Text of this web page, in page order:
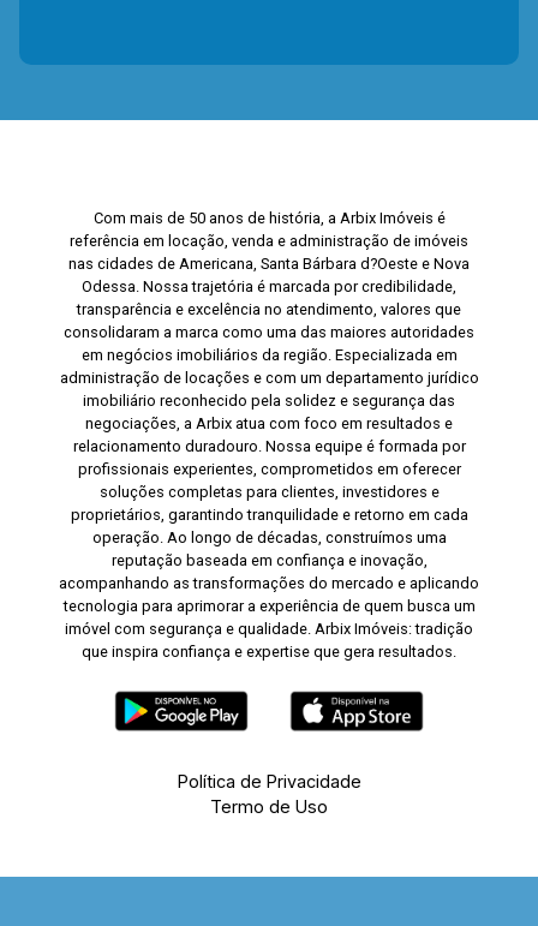
Com mais de 50 anos de história, a Arbix Imóveis é
referência em locação, venda e administração de imóveis
nas cidades de Americana, Santa Bárbara d?Oeste e Nova
Odessa. Nossa trajetória é marcada por credibilidade,
transparência e excelência no atendimento, valores que
consolidaram a marca como uma das maiores autoridades
em negócios imobiliários da região. Especializada em
administração de locações e com um departamento jurídico
imobiliário reconhecido pela solidez e segurança das
negociações, a Arbix atua com foco em resultados e
relacionamento duradouro. Nossa equipe é formada por
profissionais experientes, comprometidos em oferecer
soluções completas para clientes, investidores e
proprietários, garantindo tranquilidade e retorno em cada
operação. Ao longo de décadas, construímos uma
reputação baseada em confiança e inovação,
acompanhando as transformações do mercado e aplicando
tecnologia para aprimorar a experiência de quem busca um
imóvel com segurança e qualidade. Arbix Imóveis: tradição
que inspira confiança e expertise que gera resultados.
Política de Privacidade
Termo de Uso